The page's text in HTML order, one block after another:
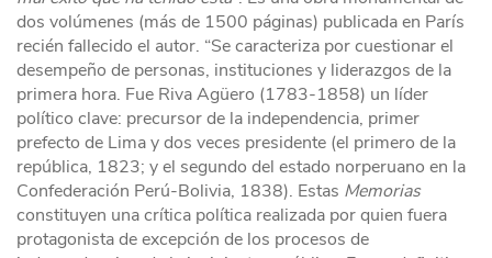
dos volúmenes (más de 1500 páginas) publicada en París
recién fallecido el autor. “Se caracteriza por cuestionar el
desempeño de personas, instituciones y liderazgos de la
primera hora. Fue Riva Agüero (1783-1858) un líder
político clave: precursor de la independencia, primer
prefecto de Lima y dos veces presidente (el primero de la
república, 1823; y el segundo del estado norperuano en la
Confederación Perú-Bolivia, 1838). Estas Memorias
constituyen una crítica política realizada por quien fuera
protagonista de excepción de los procesos de